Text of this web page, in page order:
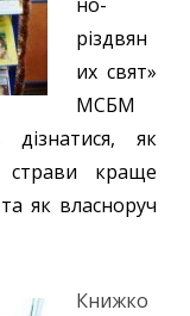
різдвян
их свят»
МСБМ
як
краще
як власноруч
Книжко